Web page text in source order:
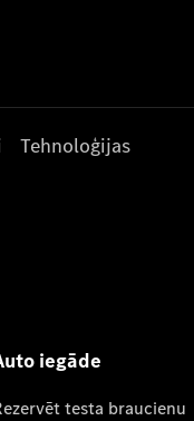
Tehnoloģijas
iegāde
testa braucienu